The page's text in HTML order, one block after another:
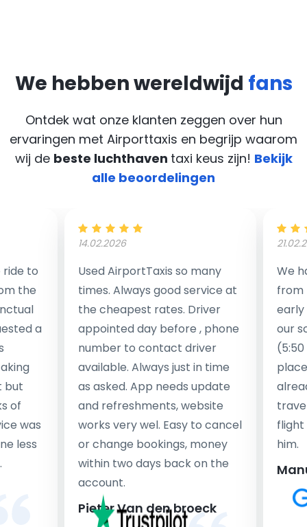
We hebben wereldwijd fans
Ontdek wat onze klanten zeggen over hun
ervaringen met Airporttaxis en begrijp waarom
wij de beste luchthaven taxi keus zijn! Bekijk
alle beoordelingen
to
the
a
but
of
was
less
14.02.2026
Used AirportTaxis so many
times. Always good service at
the cheapest rates. Driver
appointed day before , phone
number to contact driver
available. Always just in time
as asked. App needs update
and refreshments, website
works very wel. Easy to cancel
or change bookings, money
within two days back on the
account.
Pieter Van den broeck
We
from
early
our
flight
him.